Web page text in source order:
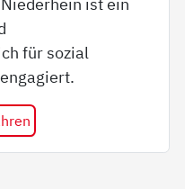
für sozial